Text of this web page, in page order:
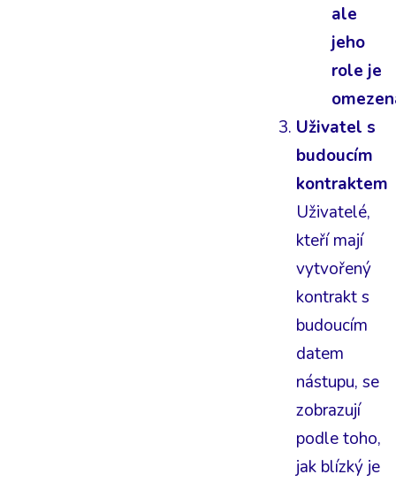
ale
jeho
role je
Uživatel s
budoucím
kontraktem
Uživatelé,
kteří mají
vytvořený
kontrakt s
budoucím
datem
nástupu, se
zobrazují
podle toho,
jak blízký je